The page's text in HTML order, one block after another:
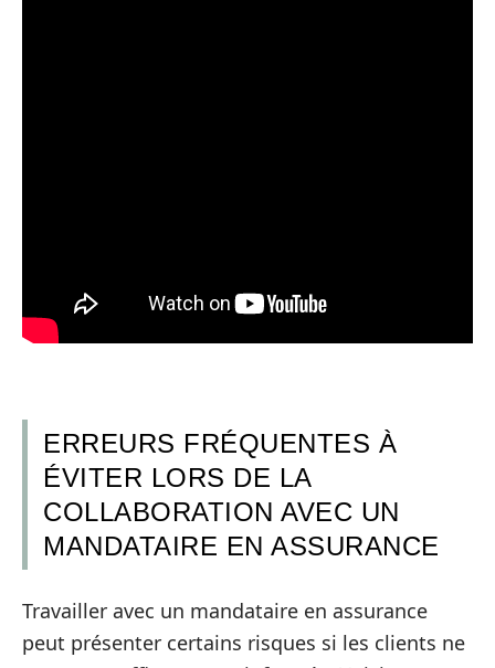
ERREURS FRÉQUENTES À
ÉVITER LORS DE LA
COLLABORATION AVEC UN
MANDATAIRE EN ASSURANCE
Travailler avec un mandataire en assurance
peut présenter certains risques si les clients ne